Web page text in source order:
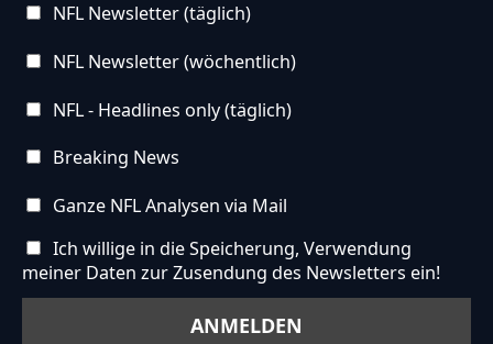
NFL Newsletter (täglich)
NFL Newsletter (wöchentlich)
NFL - Headlines only (täglich)
Breaking News
Ganze NFL Analysen via Mail
Ich willige in die Speicherung, Verwendung
meiner Daten zur Zusendung des Newsletters ein!